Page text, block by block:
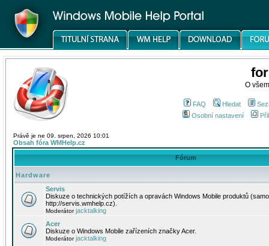
O
FAQ Hledat
Osobní nastavení
Právě je ne 09. srpen, 2026 10:01
Obsah fóra WMHelp.cz
Fórum
Hardware
Servis
Diskuze o technických potížích a opravách Windows Mobile produktů
http://servis.wmhelp.cz).
Moderátorjacktalking
Acer
Diskuze o Windows Mobile zařízeních značky Acer.
Moderátorjacktalking